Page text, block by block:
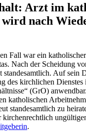
Arzt im
nach
Fall war ein
Nach der Scheidung
standesamtlich. Auf sein
des kirchlichen Dienstes
(GrO)
katholischen
standesamtlich zu
kirchenrechtlich
.